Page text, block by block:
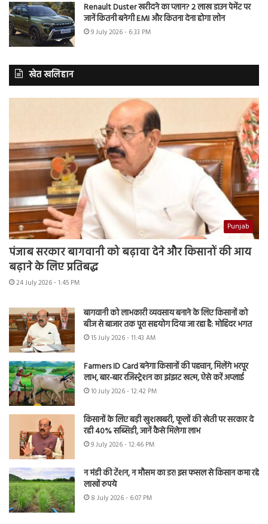
Renault Duster खरीदने का प्लान? 2 लाख डाउन पेमेंट पर
जानें कितनी बनेगी EMI और कितना देना होगा लोन
9 July 2026 - 6:33 PM
खेत खलिहान
Punjab
पंजाब सरकार बागवानी को बढ़ावा देने और किसानों की आय
बढ़ाने के लिए प्रतिबद्ध
24 July 2026 - 1:45 PM
बागवानी को लाभकारी व्यवसाय बनाने के लिए किसानों को
बीज से बाजार तक पूरा सहयोग दिया जा रहा है: मोहिंदर भगत
15 July 2026 - 11:43 AM
Farmers ID Card बनेगा किसानों की पहचान, मिलेंगे भरपूर
लाभ, बार-बार रजिस्ट्रेशन का झंझट खत्म, ऐसे करें अप्लाई
10 July 2026 - 12:42 PM
किसानों के लिए बड़ी खुशखबरी, फूलों की खेती पर सरकार दे
रही 40% सब्सिडी, जानें कैसे मिलेगा लाभ
9 July 2026 - 12:46 PM
न मंडी की टेंशन, न मौसम का डर! इस फसल से किसान कमा रहे
लाखों रुपये
8 July 2026 - 6:07 PM